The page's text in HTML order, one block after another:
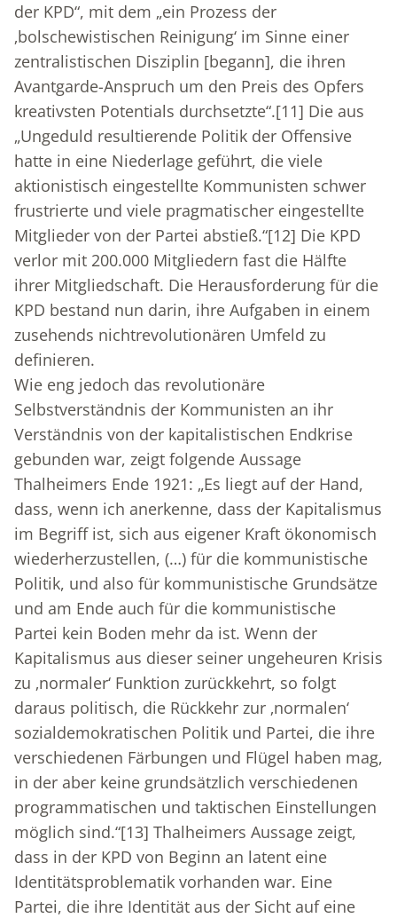
der KPD“, mit dem „ein Prozess der
‚bolschewistischen Reinigung‘ im Sinne einer
zentralistischen Disziplin [begann], die ihren
Avantgarde-Anspruch um den Preis des Opfers
kreativsten Potentials durchsetzte“.[11] Die aus
„Ungeduld resultierende Politik der Offensive
hatte in eine Niederlage geführt, die viele
aktionistisch eingestellte Kommunisten schwer
frustrierte und viele pragmatischer eingestellte
Mitglieder von der Partei abstieß.“[12] Die KPD
verlor mit 200.000 Mitgliedern fast die Hälfte
ihrer Mitgliedschaft. Die Herausforderung für die
KPD bestand nun darin, ihre Aufgaben in einem
zusehends nichtrevolutionären Umfeld zu
definieren.
Wie eng jedoch das revolutionäre
Selbstverständnis der Kommunisten an ihr
Verständnis von der kapitalistischen Endkrise
gebunden war, zeigt folgende Aussage
Thalheimers Ende 1921: „Es liegt auf der Hand,
dass, wenn ich anerkenne, dass der Kapitalismus
im Begriff ist, sich aus eigener Kraft ökonomisch
wiederherzustellen, (…) für die kommunistische
Politik, und also für kommunistische Grundsätze
und am Ende auch für die kommunistische
Partei kein Boden mehr da ist. Wenn der
Kapitalismus aus dieser seiner ungeheuren Krisis
zu ‚normaler‘ Funktion zurückkehrt, so folgt
daraus politisch, die Rückkehr zur ‚normalen‘
sozialdemokratischen Politik und Partei, die ihre
verschiedenen Färbungen und Flügel haben mag,
in der aber keine grundsätzlich verschiedenen
programmatischen und taktischen Einstellungen
möglich sind.“[13] Thalheimers Aussage zeigt,
dass in der KPD von Beginn an latent eine
Identitätsproblematik vorhanden war. Eine
Partei, die ihre Identität aus der Sicht auf eine